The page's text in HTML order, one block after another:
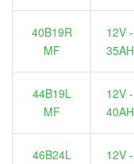
40B19R
MF
12V -
35AH
44B19L
MF
12V -
40AH
46B24L
12V -